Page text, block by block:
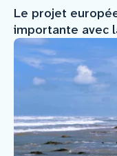
Le projet
importante avec